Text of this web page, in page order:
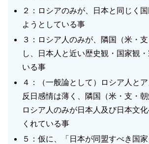
２：ロシアのみが、日本と同じく
ようとしている事
３：ロシア人のみが、隣国（米・
し、日本人と近い歴史観・国家観・
いる事
４：（一般論として）ロシア人とア
反日感情は薄く、隣国（米・支・朝
ロシア人のみが日本人及び日本文
くれている事
５：仮に、「日本が同盟すべき国